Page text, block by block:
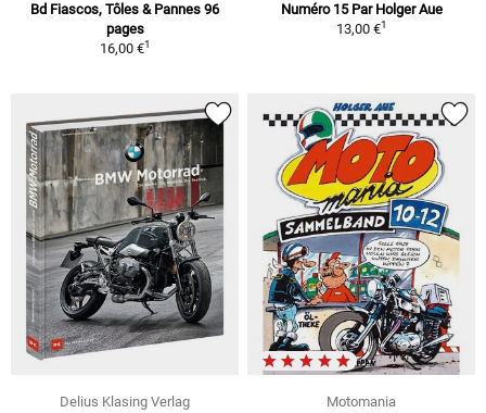
Bd Fiascos, Tôles & Pannes 96
pages
16,00 €1
Numéro 15 Par Holger Aue
13,00 €1
Delius Klasing Verlag
Motomania